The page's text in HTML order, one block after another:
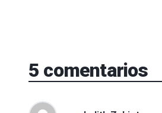
5 comentarios